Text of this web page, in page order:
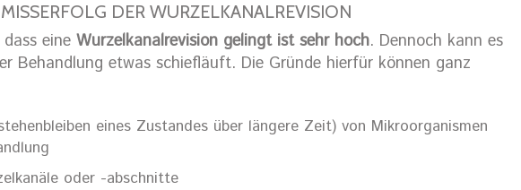
DER WURZELKANALREVISION
eine Wurzelkanalrevision gelingt ist sehr hoch. Dennoch kann es
Behandlung etwas schiefläuft. Die Gründe hierfür können ganz
eines Zustandes über längere Zeit) von Mikroorganismen
oder -abschnitte